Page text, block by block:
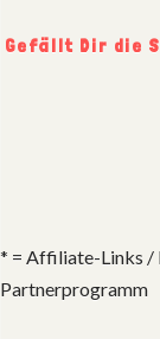
Gefällt Dir die
* = Affiliate-Links /
Partnerprogramm